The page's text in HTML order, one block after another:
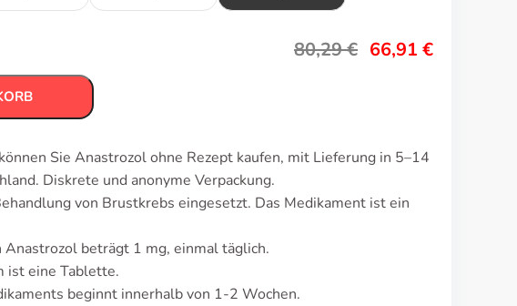
80,29€ 66,91 €
Sie Anastrozol ohne Rezept kaufen, mit Lieferung in 5–14
Diskrete und anonyme Verpackung.
von Brustkrebs eingesetzt. Das Medikament ist ein
Anastrozol beträgt 1 mg, einmal täglich.
ist eine Tablette.
beginnt innerhalb von 1-2 Wochen.